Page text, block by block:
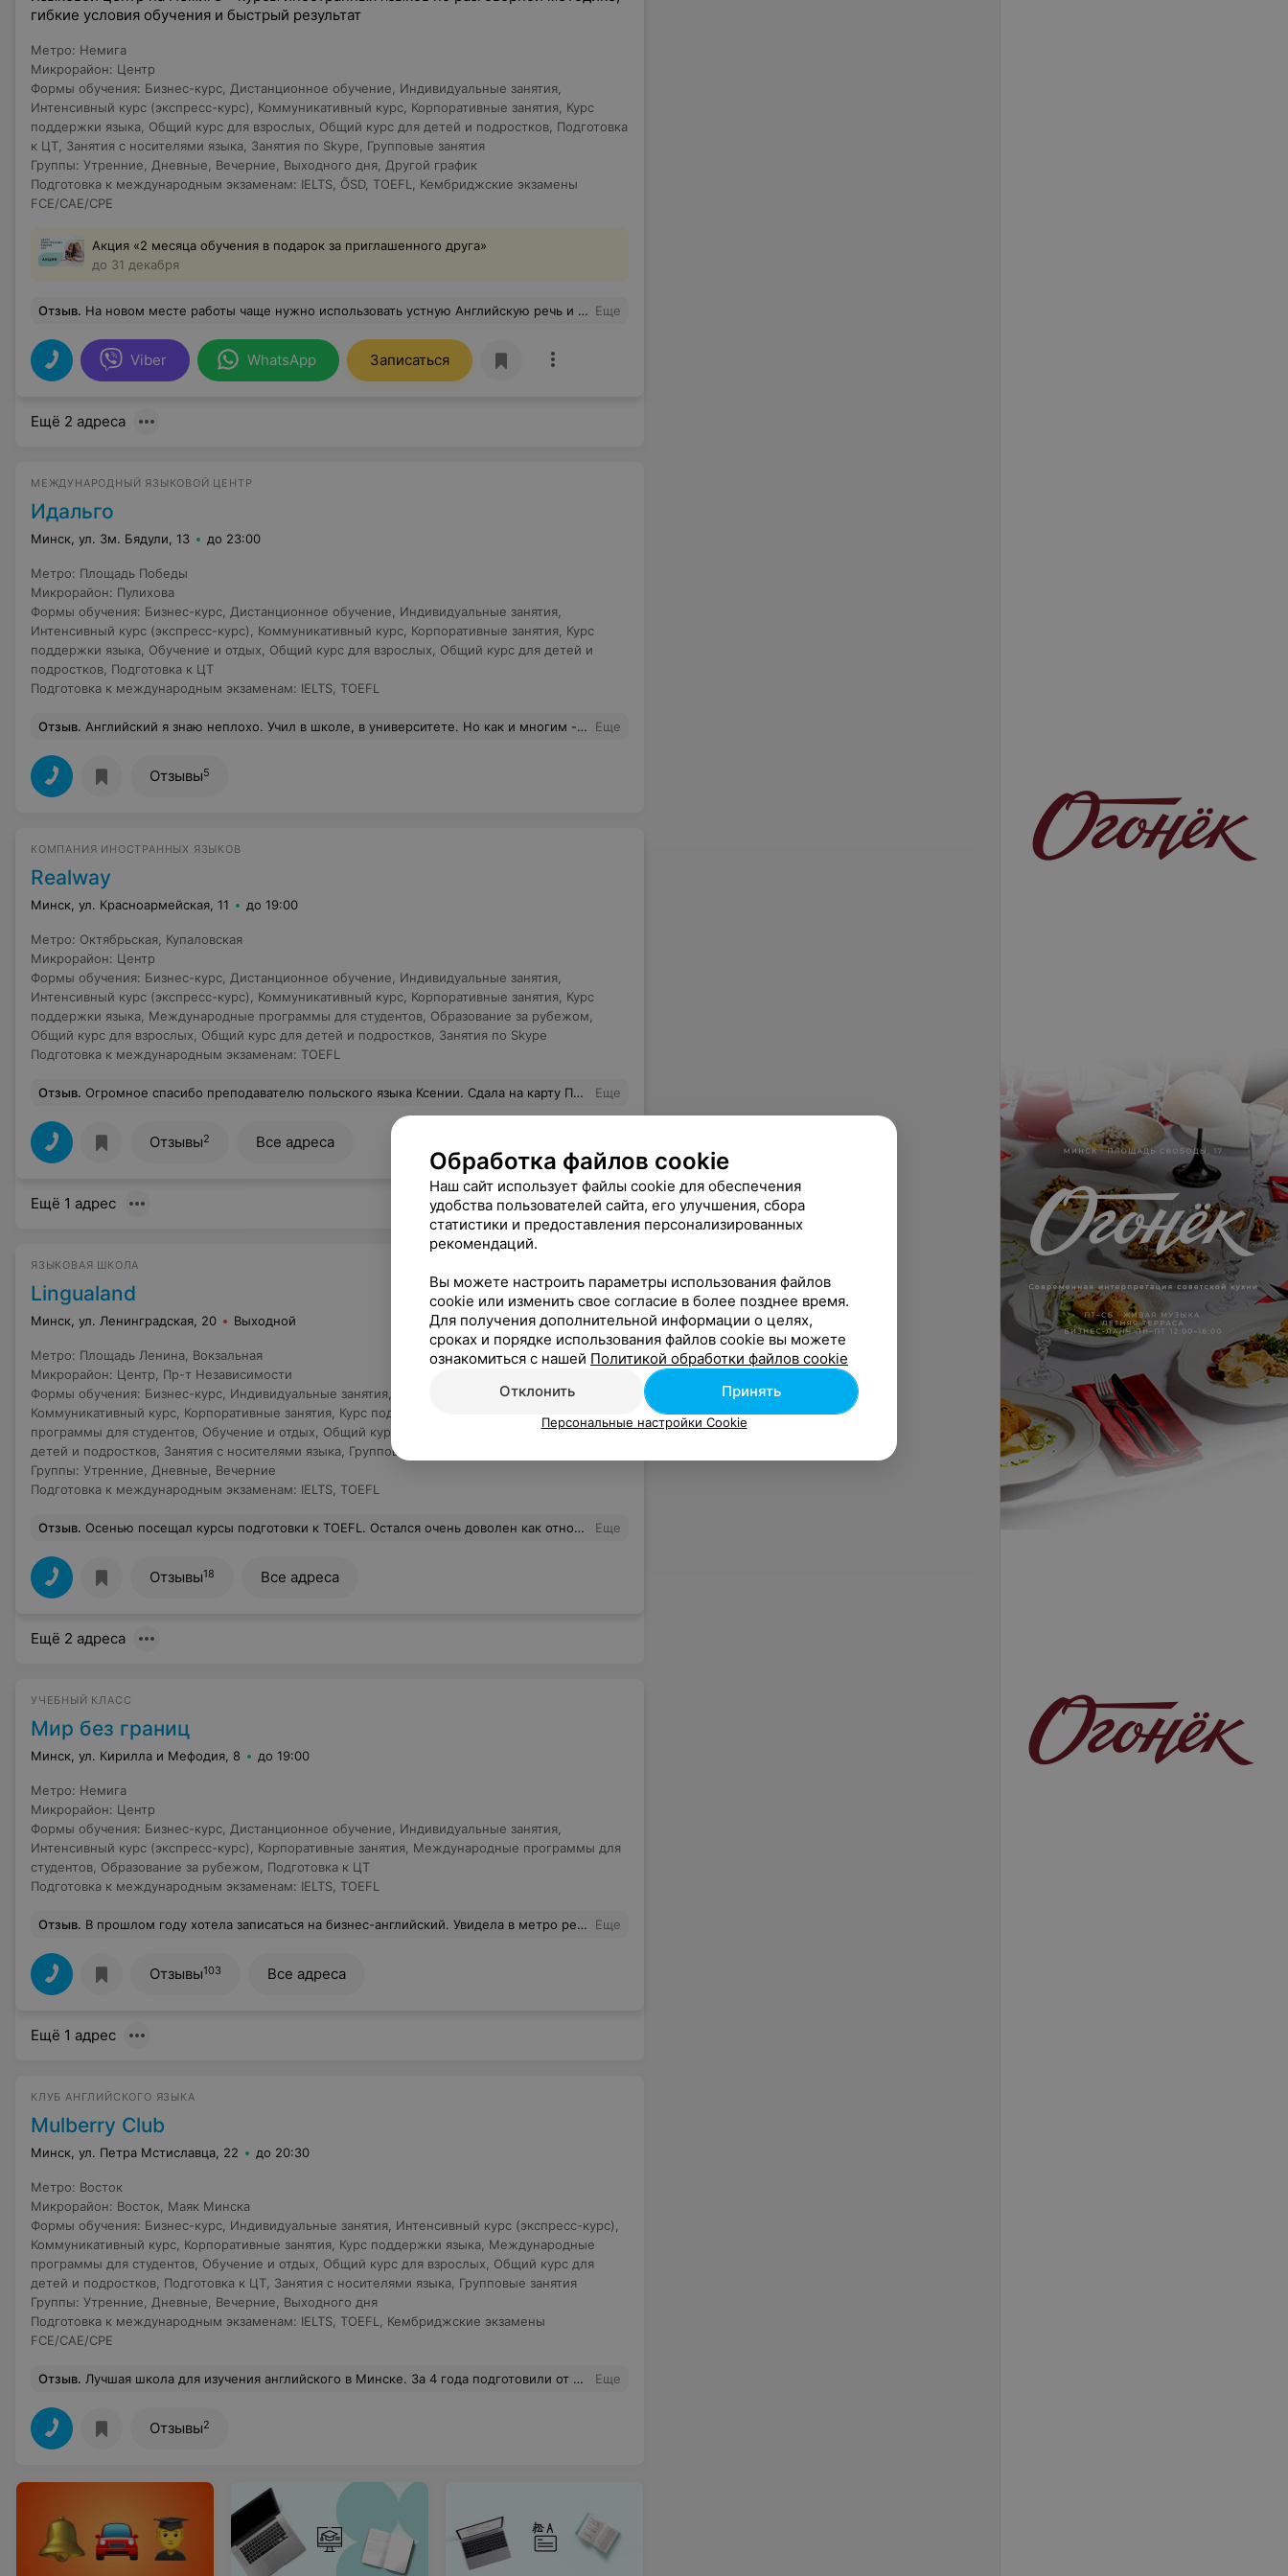
гибкие условия обучения и быстрый результат
Метро: Немига
Микрорайон: Центр
Формы обучения: Бизнес-курс Дистанционное обучение Индивидуальные занятия
Интенсивный курс (экспресс-курс)
Коммуникативный курс Корпоративные занятия Курс
поддержки языка Общий курс для взрослых Общий курс для детей и подростков Подготовка
к ЦТ Занятия с носителями языка Занятия по Skype
Групповые занятия
Группы: Утренние Дневные Вечерние Выходного дня Другой график
Подготовка к международным экзаменам: IELTS ŐSD, TOEFL
Кембриджские экзамены
FCE/CAE/CPE
Акция «2 месяца обучения в подарок за приглашенного друга»
до 31 декабря
Отзыв. На новом месте работы чаще нужно использовать устную Английскую речь и немного стали возникать сложности в выражении своих мыслей. Решила, что нужно подтянуть немного лексику и грамматику после долгого перерыва в изучении языка. Выбрала ULC школу, так как название было на слуху, да и чаще всего видела рекламу данной школы. Хожу в группу преподавателя Татьяны. Хороший , академический преподаватель, понятно и доступно обьясняет грамматику, но хотелось бы больше делать упор речевую практику. В целом, за полгода подтянула грамматику, немного спал языковой барьер. Курсы в ulc неплохой вариант подтянуть язык, если нет сильной самодисциплины заниматься дома. Еще
Viber WhatsApp Записаться
Ещё 2 адреса
МЕЖДУНАРОДНЫЙ ЯЗЫКОВОЙ ЦЕНТР
Идальго
Минск, ул. Зм. Бядули, 13 до 23:00
Метро: Площадь Победы
Микрорайон: Пулихова
Формы обучения: Бизнес-курс Дистанционное обучение Индивидуальные занятия
Интенсивный курс (экспресс-курс)
Коммуникативный курс Корпоративные занятия Курс
поддержки языка Обучение и отдых Общий курс для взрослых
Общий курс для детей и
подростков Подготовка к ЦТ
Подготовка к международным экзаменам: IELTS TOEFL
Отзыв. Английский я знаю неплохо. Учил в школе, в университете. Но как и многим - не хватает языковой практики. Занимаюсь в приложениях типа дуолинго, но все же это не живой язык. Решил найти школу с высоким уровнем преподавания, чтобы меня чему-то научили. И чтобы уровень владения английским в группе соответствовал. Я долго выбирал различные школы, ходил на много бесплатных занятий. Но везде что-то не то, или мне становилось скучно. А вот в школе "Идальго", к моему удивлению, я нашел все, что нужно. Во-первых, преподаватель Елена - это что-то. Подход серьезный, уроки интересные, конечно, с игровыми элементами, но не бесконечные скачки-песенки. На уроках мы в основном отрабатываем разговорную речь, фразовые глаголы, всякие полезные выражения. Также мне нравится заниматься по современным учебникам, а не по заезженному бонку или грамматике Голицинского. Оценил и подход к грамматике: к ней мы приступаем, когда преподаватель замечает пробелы в знаниях, а не потому что по плану. Рекомендую! Еще
Отзывы5
КОМПАНИЯ ИНОСТРАННЫХ ЯЗЫКОВ
Realway
Минск, ул. Красноармейская, 11 до 19:00
Метро: Октябрьская Купаловская
Микрорайон: Центр
Формы обучения: Бизнес-курс Дистанционное обучение Индивидуальные занятия
Интенсивный курс (экспресс-курс)
Коммуникативный курс Корпоративные занятия Курс
поддержки языка Международные программы для студентов Образование за рубежом
Общий курс для взрослых
Общий курс для детей и подростков Занятия по Skype
Подготовка к международным экзаменам: TOEFL
Отзыв. Огромное спасибо преподавателю польского языка Ксении. Сдала на карту Поляка с первого раза!!! Еще
Отзывы2 Все адреса
Ещё 1 адрес
ЯЗЫКОВАЯ ШКОЛА
Lingualand
Минск, ул. Ленинградская, 20 Выходной
Метро: Площадь Ленина Вокзальная
Микрорайон: Центр
Пр-т Независимости
Формы обучения: Бизнес-курс Индивидуальные занятия Интенсивный курс (экспресс-курс)
Коммуникативный курс Корпоративные занятия Курс поддержки языка
программы для студентов Обучение и отдых Общий курс для взрослых
Общий курс для
детей и подростков Занятия с носителями языка Групповые занятия
Группы: Утренние Дневные
Вечерние
Подготовка к международным экзаменам: IELTS TOEFL
Отзыв. Осенью посещал курсы подготовки к TOEFL. Остался очень доволен как отношением администрации, так и работой преподавателя Алексея. Замечательный профессионал, чьи занятия помогли не только успешно подготовиться к тесту, но и расширить кругозор благодаря отличной подборке аудио- и видео-материалов. Если бы решил посещать курсы какого-либо другого иностранного языка, то выбор для меня был бы очевиден - только LinguaLand :) PS TOEFL сдал на 109 баллов из 120 Еще
Отзывы18 Все адреса
Ещё 2 адреса
УЧЕБНЫЙ КЛАСС
Мир без границ
Минск, ул. Кирилла и Мефодия, 8 до 19:00
Метро: Немига
Микрорайон: Центр
Формы обучения: Бизнес-курс Дистанционное обучение Индивидуальные занятия
Интенсивный курс (экспресс-курс)
Корпоративные занятия Международные программы для
студентов Образование за рубежом
Подготовка к ЦТ
Подготовка к международным экзаменам: IELTS TOEFL
Отзыв. В прошлом году хотела записаться на бизнес-английский. Увидела в метро рекламу Мир без границ. Было акционное предложение внести предоплату до 31 августа, тогда обучение в первом семестре по спец цене. Прислали по электронке счет - оплатила. Сказали подождать немного, поскольку формировалась группа. Звонила сама несколько раз, чтобы уточнить, когда начнутся занятия. Кормили обещаниями и так никто больше не перезвонил и деньги естественно не вернули. В силу занятости не было времени ругаться, так и оставила. А на днях увидела снова рекламу в метро и решила все же поделиться.Возможно, кто-то будет менее доверчивым... и более внимательно будет выбирать школу для изучения иностранных языков! Еще
Отзывы103 Все адреса
Ещё 1 адрес
КЛУБ АНГЛИЙСКОГО ЯЗЫКА
Mulberry Club
Минск, ул. Петра Мстиславца, 22 до 20:30
Метро: Восток
Микрорайон: Восток
Маяк Минска
Формы обучения: Бизнес-курс Индивидуальные занятия Интенсивный курс (экспресс-курс)
Коммуникативный курс Корпоративные занятия Курс поддержки языка Международные
программы для студентов Обучение и отдых Общий курс для взрослых
Общий курс для
детей и подростков Подготовка к ЦТ Занятия с носителями языка Групповые занятия
Группы: Утренние Дневные Вечерние
Выходного дня
Подготовка к международным экзаменам: IELTS TOEFL
Кембриджские экзамены
FCE/CAE/CPE
Отзыв. Лучшая школа для изучения английского в Минске. За 4 года подготовили от PET до CAE Еще
Отзывы2
Обработка файлов cookie
Наш сайт использует файлы cookie для обеспечения
удобства пользователей сайта, его улучшения, сбора
статистики и предоставления персонализированных
рекомендаций.
Вы можете настроить параметры использования файлов
cookie или изменить свое согласие в более позднее время.
Для получения дополнительной информации о целях,
сроках и порядке использования файлов cookie вы можете
ознакомиться с нашей Политикой обработки файлов cookie
Отклонить
Принять
Персональные настройки Cookie